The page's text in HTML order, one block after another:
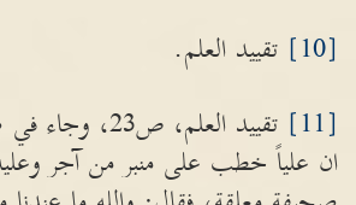
[10]
تقييد العلم.
[11]
تقييد العلم،
ان علياً خطب على منبر من آجر